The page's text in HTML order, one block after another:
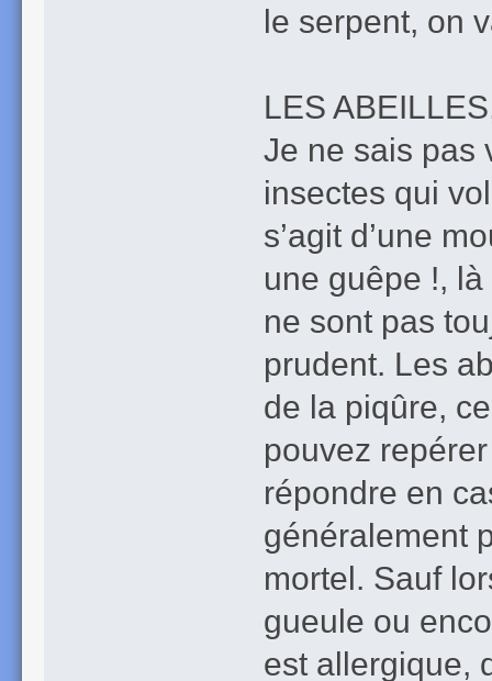
le serpent, on
LES
Je ne sais pas
insectes qui
s’agit d’une
une guêpe !,
ne sont pas
prudent. Les
de la piqûre,
pouvez
répondre en
généralement
mortel. Sauf
gueule ou
est allergique,